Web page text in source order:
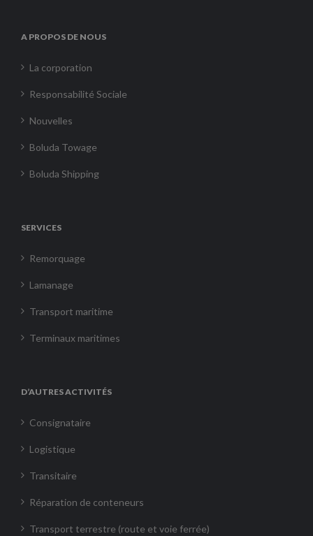
A PROPOS DE NOUS
La corporation
Responsabilité Sociale
Nouvelles
Boluda Towage
Boluda Shipping
SERVICES
Remorquage
Lamanage
Transport maritime
Terminaux maritimes
D’AUTRES ACTIVITÉS
Consignataire
Logistique
Transitaire
Réparation de conteneurs
Transport terrestre (route et voie ferrée)